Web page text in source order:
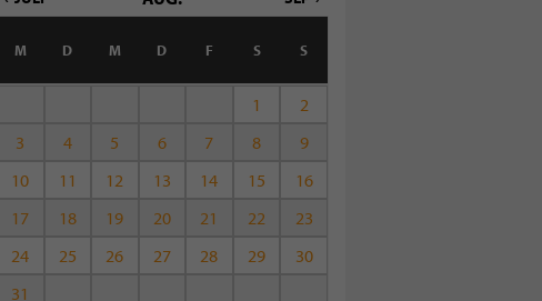
M D M D F S S
1
2
3
4 5 6 7 8
9
10
11 12 13 14 15
16
17
18 19 20 21 22
23
24
25 26 27 28 29
30
31